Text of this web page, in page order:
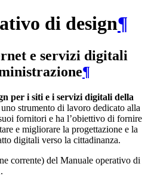
di design¶
e servizi digitali
¶
per i siti e i servizi digitali della
uno strumento di lavoro dedicato alla
fornitori e ha l’obiettivo di fornire
e migliorare la progettazione e la
digitali verso la cittadinanza.
corrente) del Manuale operativo di
.